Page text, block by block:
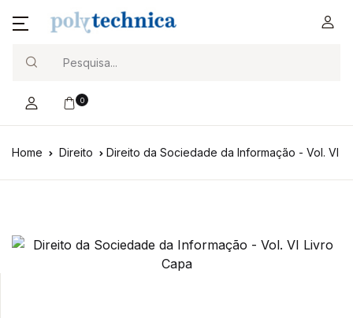
0
Home Direito Direito da Sociedade da Informação - Vol. VI